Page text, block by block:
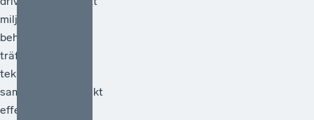
miljöpolitiken
behöver vara
träffsäker,
teknikneutral och
samhällsekonomiskt
effektiv.[1]